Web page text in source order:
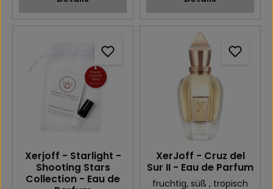
Xerjoff - Starlight -
Shooting Stars
Collection - Eau de
XerJoff - Cruz del
Sur II - Eau de Parfum
fruchtig, süß , tropisch